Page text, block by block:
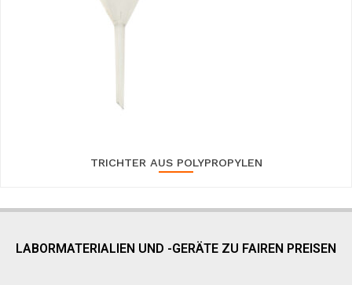
TRICHTER AUS POLYPROPYLEN
LABORMATERIALIEN UND -GERÄTE ZU FAIREN PREISEN